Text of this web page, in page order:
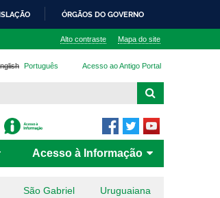
ÓRGÃOS DO GOVERNO
Alto contraste Mapa do site
Português Acesso ao Antigo Portal
Acesso à Informação
São Gabriel Uruguaiana